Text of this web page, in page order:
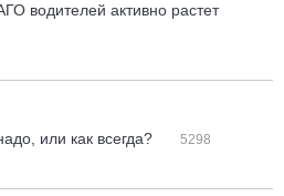
водителей активно растет
или как всегда?
5298